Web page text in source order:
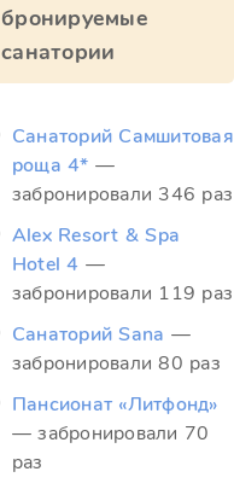
бронируемые
санатории
Санаторий Самшитовая
роща 4* —
забронировали 346 раз
Alex Resort & Spa
Hotel 4 —
забронировали 119 раз
Санаторий Sana —
забронировали 80 раз
Пансионат «Литфонд»
— забронировали 70
раз